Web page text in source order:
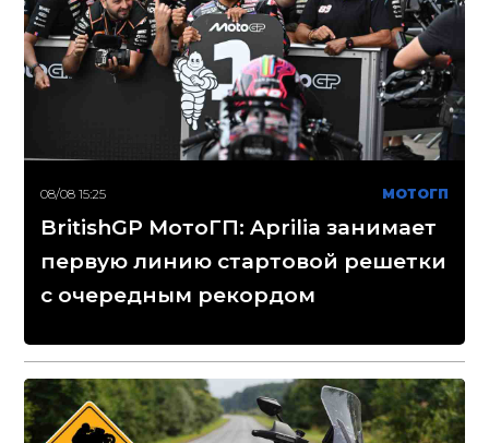
08/08 15:25 МОТОГП
BritishGP МотоГП: Aprilia занимает
первую линию стартовой решетки
с очередным рекордом